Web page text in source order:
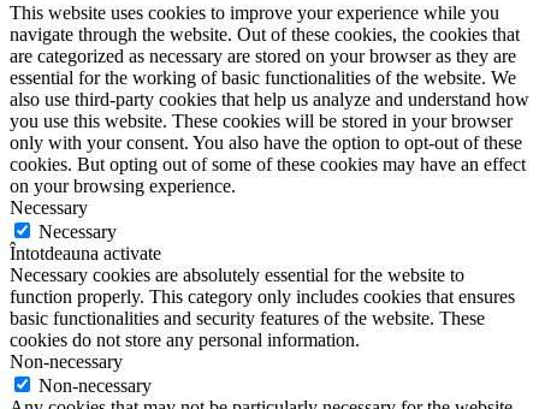
This website uses cookies to improve your experience while you
navigate through the website. Out of these cookies, the cookies that
are categorized as necessary are stored on your browser as they are
essential for the working of basic functionalities of the website. We
also use third-party cookies that help us analyze and understand how
you use this website. These cookies will be stored in your browser
only with your consent. You also have the option to opt-out of these
cookies. But opting out of some of these cookies may have an effect
on your browsing experience.
Necessary
Necessary
Întotdeauna activate
Necessary cookies are absolutely essential for the website to
function properly. This category only includes cookies that ensures
basic functionalities and security features of the website. These
cookies do not store any personal information.
Non-necessary
Non-necessary